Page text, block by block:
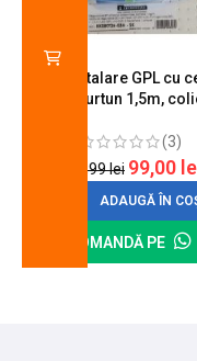
Kit instalare GPL cu
butelie, furtun 1,5m,
(3)
120,99lei 99,00
ADAUGĂ ÎN
COMANDĂ PE